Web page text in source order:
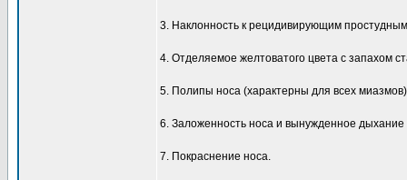
3. Наклонность к рецидивирующим
4. Отделяемое желтоватого цвета с запахом
5. Полипы носа (характерны для всех
6. Заложенность носа и вынужденное дыхание
7. Покраснение носа.